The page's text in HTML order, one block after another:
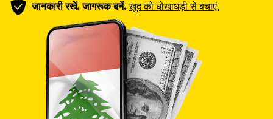
जानकारी रखें. जागरूक बनें. खुद को धोखाधड़ी से बचाएं.